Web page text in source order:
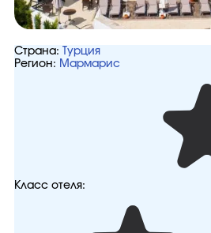
Страна:
Турция
Регион: Мармарис
Класс отеля: